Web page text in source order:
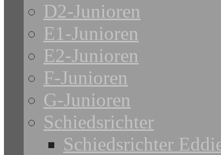
D2-Junioren
E1-Junioren
E2-Junioren
F-Junioren
G-Junioren
Schiedsrichter
Schiedsrichter